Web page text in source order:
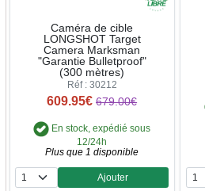
Caméra de cible
LONGSHOT Target
Camera Marksman
"Garantie Bulletproof"
(300 mètres)
Réf : 30212
609.95€ 679.00€
En stock, expédié sous
12/24h
Plus que 1 disponible
Quantité
Ajouter